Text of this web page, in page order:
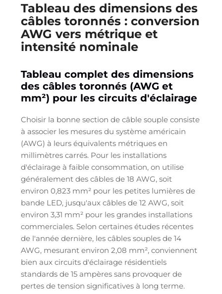
Tableau des dimensions des
câbles toronnés : conversion
AWG vers métrique et
intensité nominale
Tableau complet des dimensions
des câbles toronnés (AWG et
mm²) pour les circuits d'éclairage
Choisir la bonne section de câble souple consiste
à associer les mesures du système américain
(AWG) à leurs équivalents métriques en
millimètres carrés. Pour les installations
d'éclairage à faible consommation, on utilise
généralement des câbles de 18 AWG, soit
environ 0,823 mm² pour les petites lumières de
bande LED, jusqu'aux câbles de 12 AWG, soit
environ 3,31 mm² pour les grandes installations
commerciales. Selon certaines études récentes
de l'année dernière, les câbles souples de 14
AWG, mesurant environ 2,08 mm², conviennent
bien aux circuits d'éclairage résidentiels
standards de 15 ampères sans provoquer de
pertes de tension significatives à long terme.